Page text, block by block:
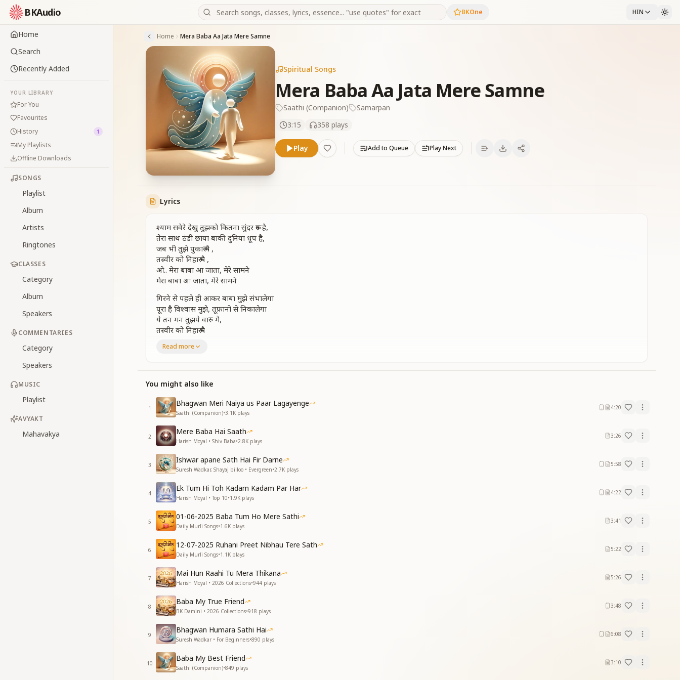
BKAudio BKOne HIN
Home
Search
Recently Added
YOUR LIBRARY
For You
Favourites
History
1
My Playlists
Offline Downloads
SONGS
Playlist
Album
Artists
Ringtones
CLASSES
Category
Album
Speakers
COMMENTARIES
Category
Speakers
MUSIC
Playlist
AVYAKT
Mahavakya
Home Mera Baba Aa Jata Mere Samne
Spiritual Songs
Mera Baba Aa Jata Mere Samne
Saathi (Companion)
Samarpan
3:15
358 plays
Play Add to Queue Play Next
Lyrics
श्याम सवेरे देखु तुझको कितना सुंदर रूप है,
तेरा साथ ठंडी छाया बाकी दुनिया धूप है,
जब भी तुझे पुकारू मै ,
तस्वीर को निहारू मै ,
ओ.. मेरा बाबा आ जाता, मेरे सामने
मेरा बाबा आ जाता, मेरे सामने
गिरने से पहले ही आकर बाबा मुझे संभालेगा
पूरा है विश्वास मुझे, तूफ़ानो से निकालेगा
ये तन मन तुझपे वारु मै,
तस्वीर को निहारू मै
स्वर्ग से सुंदर प्यारी दुनिया, बाबा तुझमें लगती है
यह बातें सोच विचारू मैं
तस्वीर को निहारू मैं ,
मेरा बाबा आ जाता, मेरे सामने
बन जाये बाबा के गर तो, किस्मत को चमका देता,
हांथ पकडले अगर उसी का, जीवन धन्य हो जाता ,
तक़दीर अपनी सवांरु मै ,
ओ.. बाबा आ जाता, मेरे सामने
ओ बाबा आ जाता, मेरे सामने
श्याम सवेरे देखु तुझको कितना सुंदर रूप है
Read more
You might also like
1
Bhagwan Meri Naiya us Paar Lagayenge
Saathi (Companion)•3.1K plays
4:20
2
Mere Baba Hai Saath
Harish Moyal • Shiv Baba•2.8K plays
3:26
3
Ishwar apane Sath Hai Fir Darne
Suresh Wadkar, Shayaj billoo • Evergreen•2.7K plays
5:58
4
Ek Tum Hi Toh Kadam Kadam Par Har
Harish Moyal • Top 10•1.9K plays
4:22
5
01-06-2025 Baba Tum Ho Mere Sathi
Daily Murli Songs•1.6K plays
3:41
6
12-07-2025 Ruhani Preet Nibhau Tere Sath
Daily Murli Songs•1.1K plays
5:22
7
Mai Hun Raahi Tu Mera Thikana
Harish Moyal • 2026 Collections•944 plays
5:26
8
Baba My True Friend
BK Damini • 2026 Collections•918 plays
3:48
9
Bhagwan Humara Sathi Hai
Suresh Wadkar • For Beginners•890 plays
6:08
10
Baba My Best Friend
Saathi (Companion)•849 plays
3:10